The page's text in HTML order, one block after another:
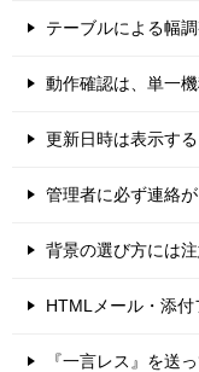
テーブルによる幅
動作確認は、単一
更新日時は表示す
管理者に必ず連絡
背景の選び方には注
HTMLメール・添付
『一言レス』を送